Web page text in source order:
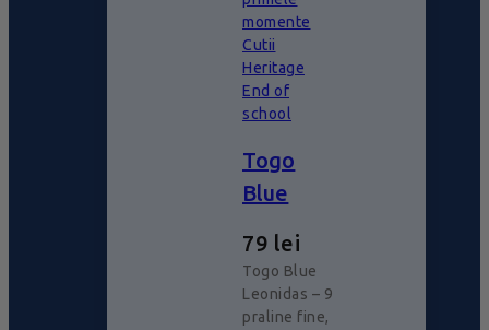
momente
Cutii
Heritage
End of
school
Togo
Blue
79 lei
Togo Blue
Leonidas – 9
praline fine,